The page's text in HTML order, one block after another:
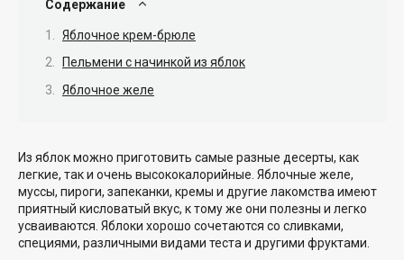
Содержание
Яблочное крем-брюле
Пельмени с начинкой из яблок
Яблочное желе
Из яблок можно приготовить самые разные десерты, как
легкие, так и очень высококалорийные. Яблочные желе,
муссы, пироги, запеканки, кремы и другие лакомства имеют
приятный кисловатый вкус, к тому же они полезны и легко
усваиваются. Яблоки хорошо сочетаются со сливками,
специями, различными видами теста и другими фруктами.